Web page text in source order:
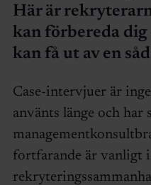
Här är
kan förbereda dig
kan få ut av en
Case-intervjuer är
använts länge och
fortfarande är vanligt i